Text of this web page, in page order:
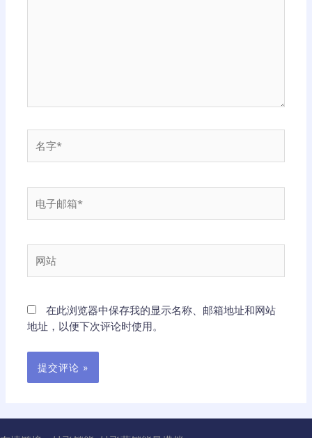
字
子
箱
站
在此浏览器中保存我的显示名称、邮箱地址和网站
地址，以便下次评论时使用。